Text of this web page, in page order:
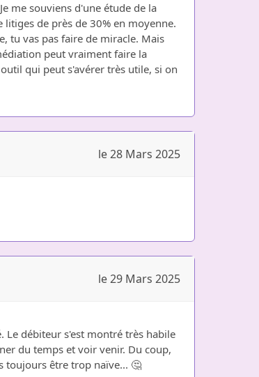
me souviens d'une étude de la
de près de 30% en moyenne.
tu vas pas faire de miracle. Mais
peut vraiment faire la
qui peut s'avérer très utile, si on
le 28 Mars 2025
le 29 Mars 2025
Le débiteur s'est montré très habile
du temps et voir venir. Du coup,
toujours être trop naïve... 🤔